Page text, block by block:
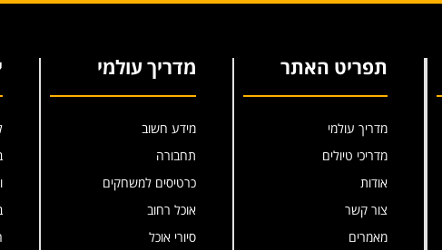
תפריט האתר
מדריך עולמי
מדריכי טיולים
אודות
צור קשר
מאמרים
מדריך עולמי
מידע חשוב
תחבורה
כרטיסים למשחקים
אוכל רחוב
סיורי אוכל